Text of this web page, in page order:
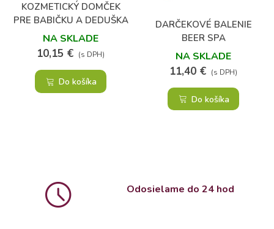
KOZMETICKÝ DOMČEK
PRE BABIČKU A DEDUŠKA
NA SKLADE
10,15 € (s DPH)
Do košíka
DARČEKOVÉ BALENIE
BEER SPA
NA SKLADE
11,40 € (s DPH)
Do košíka
Odosielame do 24 hod